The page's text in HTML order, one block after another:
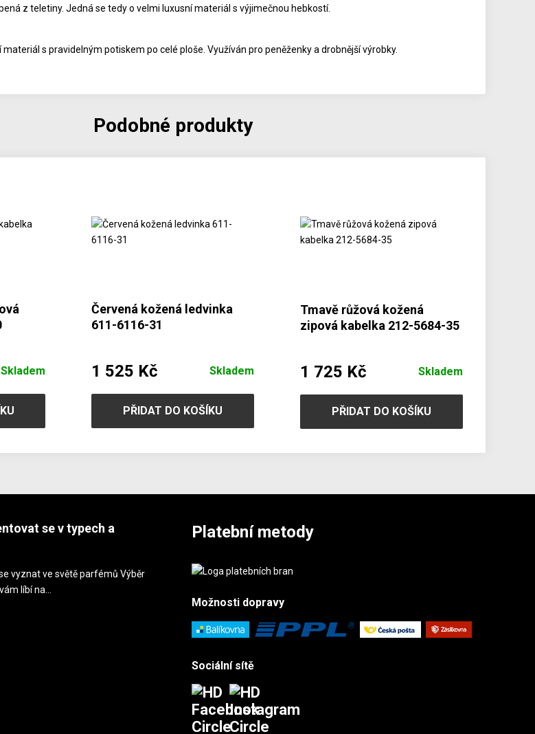
z teletiny. Jedná se tedy o velmi luxusní materiál s výjimečnou hebkostí.
s pravidelným potiskem po celé ploše. Využíván pro peněženky a drobnější výrobky.
Podobné produkty
Skladem
Červená kožená ledvinka
611-6116-31
1 525 Kč Skladem
PŘIDAT DO KOŠÍKU
Tmavě růžová kožená
zipová kabelka 212-5684-35
1 725 Kč Skladem
PŘIDAT DO KOŠÍKU
se v typech a
vyznat ve světě parfémů Výběr
líbí na…
Platební metody
Možnostidopravy
Sociální sítě